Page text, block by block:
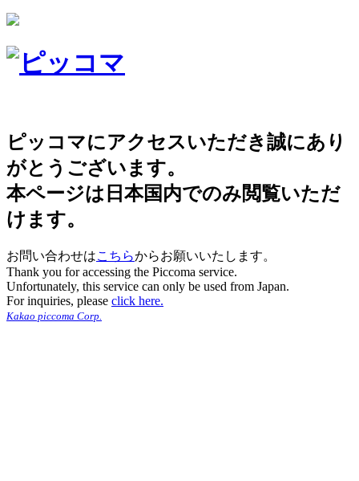
ピッコマにアクセスいただき誠にあり
がとうございます。
本ページは日本国内でのみ閲覧いただ
けます。
お問い合わせはこちらからお願いいたします。
Thank you for accessing the Piccoma service.
Unfortunately, this service can only be used from Japan.
For inquiries, please click here.
Kakao piccoma Corp.